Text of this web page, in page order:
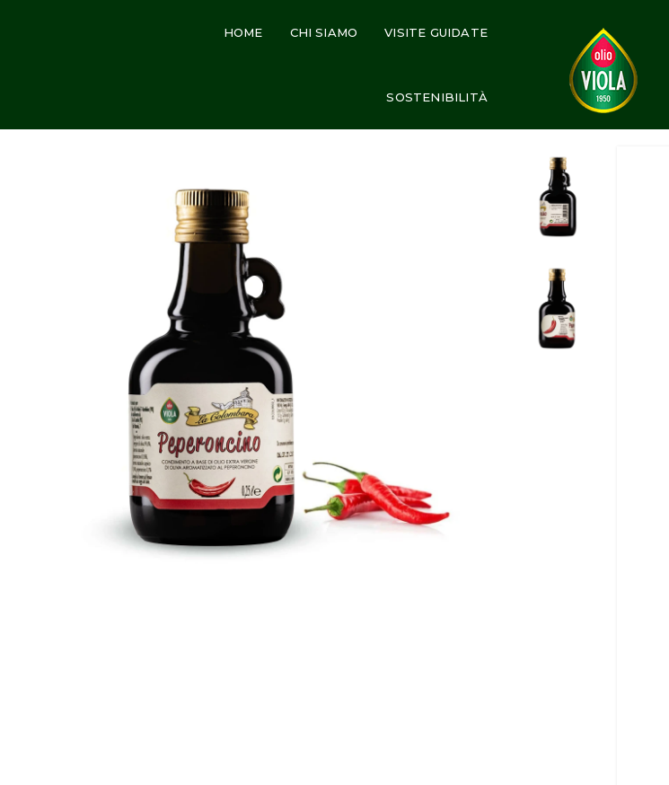
HOME CHI SIAMO VISITE GUIDATE
SOSTENIBILITÀ
CONDIMENTO A BASE DI OLIO EVO AROMATIZZATO AL PEPERONCINO 0,25 L